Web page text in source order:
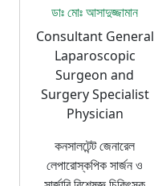
ডাঃ মোঃ আসাদুজ্জামান
Consultant General
Laparoscopic
Surgeon and
Surgery Specialist
Physician
কনসালটেন্ট জেনারেল
লেপারোস্কপিক সার্জন ও